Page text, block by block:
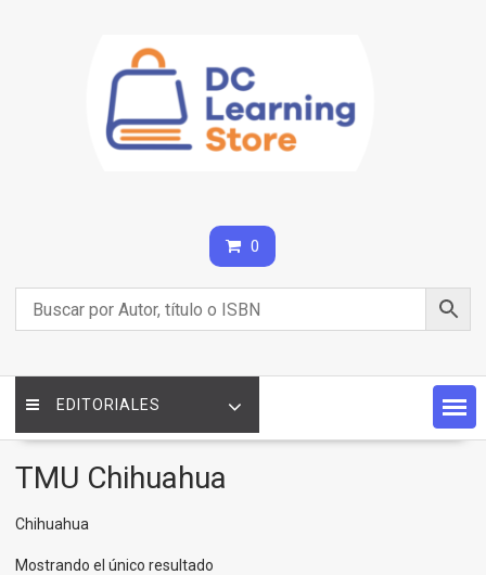
0
EDITORIALES
TMU Chihuahua
Chihuahua
Mostrando el único resultado